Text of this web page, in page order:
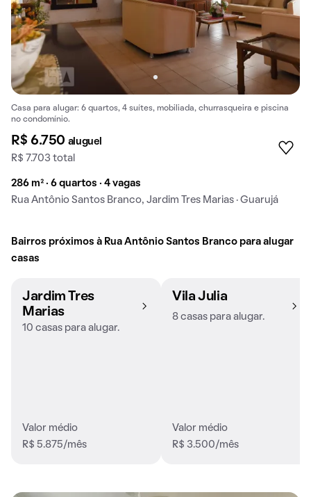
Casa para alugar: 6 quartos, 4 suítes, mobiliada, churrasqueira e piscina
no condomínio.
R$ 6.750 aluguel
R$ 7.703 total
286 m² · 6 quartos · 4 vagas
Rua Antônio Santos Branco, Jardim Tres Marias · Guarujá
Bairros próximos à Rua Antônio Santos Branco para alugar
casas
Jardim Tres
Marias
10 casas para alugar.
Valor médio
R$ 5.875/mês
Vila Julia
8 casas para alugar.
Valor médio
R$ 3.500/mês